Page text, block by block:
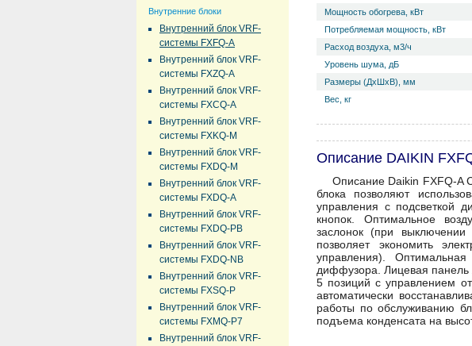
Внутренние блоки
Внутренний блок VRF-
системы FXFQ-A
Внутренний блок VRF-
системы FXZQ-A
Внутренний блок VRF-
системы FXCQ-A
Внутренний блок VRF-
системы FXKQ-M
Внутренний блок VRF-
системы FXDQ-M
Внутренний блок VRF-
системы FXDQ-A
Внутренний блок VRF-
системы FXDQ-PB
Внутренний блок VRF-
системы FXDQ-NB
Внутренний блок VRF-
системы FXSQ-P
Внутренний блок VRF-
системы FXMQ-P7
Внутренний блок VRF-
Мощность обогрева, кВт
Потребляемая мощность, кВт
Расход воздуха, м3/ч
Уровень ш­ума, дБ
Размеры (ДхШхВ), мм
Вес, кг
Описание DAIKIN
Описание Daikin FXFQ-A
блока позволяют
управления с
кнопок. Оптимальное
заслонок (при
позволяет экономить
управления).
диффузора. Лицевая панель
5 позиций с управлением
автоматически
работы по обслуживанию
подъема конденсата на